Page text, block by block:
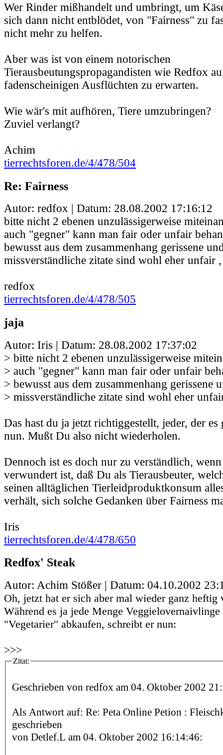
Wer Rinder mißhandelt und umbringt, um
sich dann nicht entblödet, von "Fairness" zu
nicht mehr zu helfen.
Aber was ist von einem notorischen
Tierausbeutungspropagandisten wie Redfox
fadenscheinigen Ausflüchten zu erwarten.
Wie wär's mit aufhören, Tiere umzubringen?
Zuviel verlangt?
Achim
tierrechtsforen.de/4/478/504
Re: Fairness
Autor: redfox | Datum: 28.08.2002 17:16:12
bitte nicht 2 ebenen unzulässigerweise
auch "gegner" kann man fair oder unfair
bewusst aus dem zusammenhang gerissene
missverständliche zitate sind wohl eher unfair
redfox
tierrechtsforen.de/4/478/505
jaja
Autor: Iris | Datum: 28.08.2002 17:37:02
> bitte nicht 2 ebenen unzulässigerweise
> auch "gegner" kann man fair oder unfair
> bewusst aus dem zusammenhang gerissene
> missverständliche zitate sind wohl eher
Das hast du ja jetzt richtiggestellt, jeder, der es
nun. Mußt Du also nicht wiederholen.
Dennoch ist es doch nur zu verständlich,
verwundert ist, daß Du als Tierausbeuter,
seinen alltäglichen Tierleidproduktkonsum
verhält, sich solche Gedanken über Fairness
Iris
tierrechtsforen.de/4/478/650
Redfox' Steak
Autor: Achim Stößer | Datum: 04.10.2002
Oh, jetzt hat er sich aber mal wieder ganz heftig
Während es ja jede Menge
"Vegetarier" abkaufen, schreibt er nun:
>>>
Zitat:
Geschrieben von redfox am 04. Oktober 2002
Als Antwort auf: Re: Peta Online Petion :
geschrieben
von Detlef.L am 04. Oktober 2002 16:14:46: